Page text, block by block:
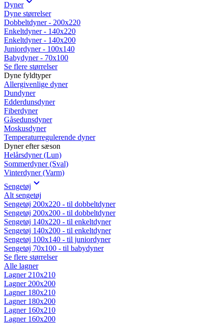
Dyner
Dyne størrelser
Dobbeltdyner - 200x220
Enkeltdyner - 140x220
Enkeltdyner - 140x200
Juniordyner - 100x140
Babydyner - 70x100
Se flere størrelser
Dyne fyldtyper
Allergivenlige dyner
Dundyner
Edderdunsdyner
Fiberdyner
Gåsedunsdyner
Moskusdyner
Temperaturregulerende dyner
Dyner efter sæson
Helårsdyner (Lun)
Sommerdyner (Sval)
Vinterdyner (Varm)
Sengetøj
Alt sengetøj
Sengetøj 200x220 - til dobbeltdyner
Sengetøj 200x200 - til dobbeltdyner
Sengetøj 140x220 - til enkeltdyner
Sengetøj 140x200 - til enkeltdyner
Sengetøj 100x140 - til juniordyner
Sengetøj 70x100 - til babydyner
Se flere størrelser
Alle lagner
Lagner 210x210
Lagner 200x200
Lagner 180x210
Lagner 180x200
Lagner 160x210
Lagner 160x200